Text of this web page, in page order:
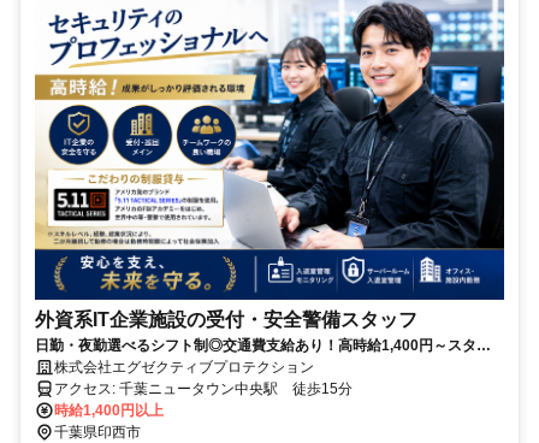
外資系IT企業施設の受付・安全警備スタッフ
日勤・夜勤選べるシフト制◎交通費支給あり！高時給1,400円～スター
ト！安定収入！
株式会社エグゼクティブプロテクション
アクセス: 千葉ニュータウン中央駅 徒歩15分
時給1,400円以上
千葉県印西市